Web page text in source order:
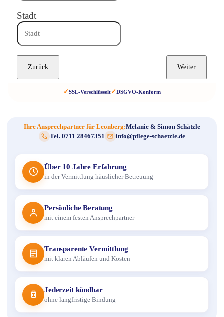
Stadt
Zurück Weiter
✓SSL-Verschlüsselt✓DSGVO-Konform
Ihre Ansprechpartner für Leonberg:Melanie & Simon Schätzle
Tel. 0711 28467351
info@pflege-schaetzle.de
Über 10 Jahre Erfahrung
in der Vermittlung häuslicher Betreuung
Persönliche Beratung
mit einem festen Ansprechpartner
Transparente Vermittlung
mit klaren Abläufen und Kosten
Jederzeit kündbar
ohne langfristige Bindung